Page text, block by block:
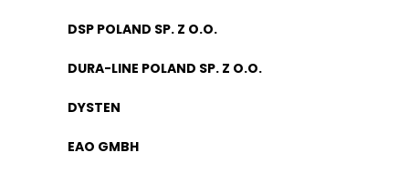
DSP POLAND SP. Z O.O.
DURA-LINE POLAND SP. Z O.O.
DYSTEN
EAO GMBH